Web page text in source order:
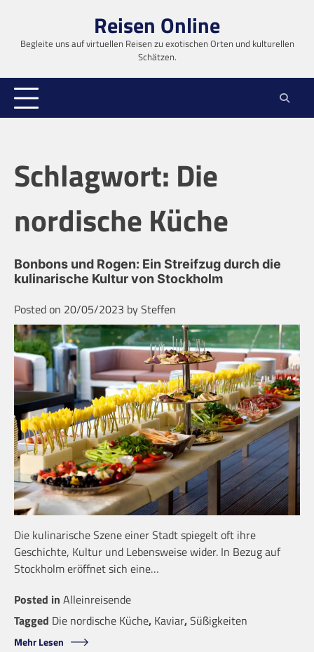
content
Reisen Online
Begleite uns auf virtuellen Reisen zu exotischen Orten und kulturellen
Schätzen.
Schlagwort: Die
nordische Küche
Bonbons und Rogen: Ein Streifzug durch die
kulinarische Kultur von Stockholm
Posted on 20/05/2023 bySteffen
Die kulinarische Szene einer Stadt spiegelt oft ihre
Geschichte, Kultur und Lebensweise wider. In Bezug auf
Stockholm eröffnet sich eine…
Posted in Alleinreisende
Tagged Die nordische Küche, Kaviar,Süßigkeiten
Mehr Lesen